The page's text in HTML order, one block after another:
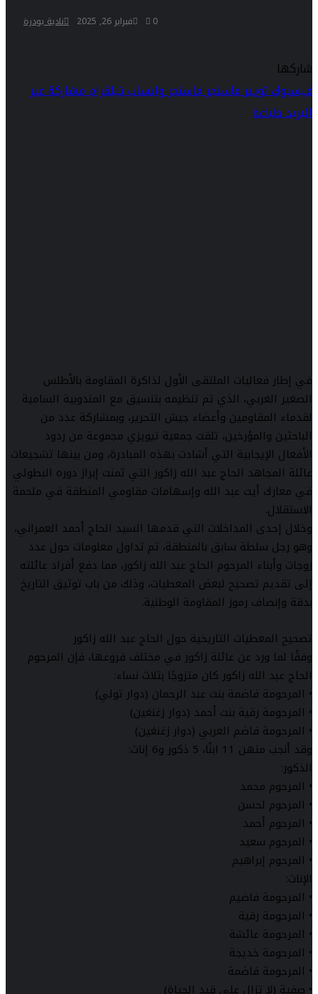
نادية بودرة فبراير 26, 2025 0
شاركها
فيسبوكتويترماسنجرماسنجرواتسابتيلقراممشاركة عبر
البريدطباعة
في إطار فعاليات الملتقى الأول لذاكرة المقاومة بالأطلس
الصغير الغربي، الذي تم تنظيمه بتنسيق مع المندوبية السامية
لقدماء المقاومين وأعضاء جيش التحرير، وبمشاركة عدد من
الباحثين والمؤرخين، تلقت جمعية تيويزي مجموعة من ردود
الأفعال الإيجابية التي أشادت بهذه المبادرة، ومن بينها تشجيعات
عائلة المجاهد الحاج عبد الله زاكور التي ثمنت إبراز دوره البطولي
في معارك أيت عبد الله وإسهامات مقاومي المنطقة في ملحمة
الاستقلال.
وخلال إحدى المداخلات التي قدمها السيد الحاج أحمد العمراني،
وهو رجل سلطة سابق بالمنطقة، تم تداول معلومات حول عدد
زوجات وأبناء المرحوم الحاج عبد الله زاكور، مما دفع أفراد عائلته
إلى تقديم تصحيح لبعض المعطيات، وذلك من باب توثيق التاريخ
بدقة وإنصاف رموز المقاومة الوطنية.
تصحيح المعطيات التاريخية حول الحاج عبد الله زاكور
وفقًا لما ورد عن عائلة زاكور في مختلف فروعها، فإن المرحوم
الحاج عبد الله زاكور كان متزوجًا بثلاث نساء:
• المرحومة فاضمة بنت عبد الرحمان (دوار تولي)
• المرحومة رقية بنت أحمد (دوار زغنغين)
• المرحومة فاضم العربي (دوار زغنغين)
وقد أنجب منهن 11 ابنًا، 5 ذكور و6 إناث:
الذكور:
• المرحوم محمد
• المرحوم لحسن
• المرحوم أحمد
• المرحوم سعيد
• المرحوم إبراهيم
الإناث:
• المرحومة فاضيم
• المرحومة رقية
• المرحومة عائشة
• المرحومة خديجة
• المرحومة فاضمة
• صفية (لا تزال على قيد الحياة)